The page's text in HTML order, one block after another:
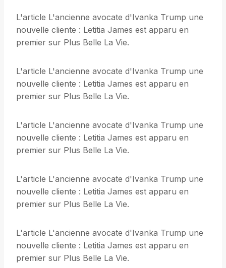
L'article L'ancienne avocate d'Ivanka Trump une
nouvelle cliente : Letitia James est apparu en
premier sur Plus Belle La Vie.
L'article L'ancienne avocate d'Ivanka Trump une
nouvelle cliente : Letitia James est apparu en
premier sur Plus Belle La Vie.
L'article L'ancienne avocate d'Ivanka Trump une
nouvelle cliente : Letitia James est apparu en
premier sur Plus Belle La Vie.
L'article L'ancienne avocate d'Ivanka Trump une
nouvelle cliente : Letitia James est apparu en
premier sur Plus Belle La Vie.
L'article L'ancienne avocate d'Ivanka Trump une
nouvelle cliente : Letitia James est apparu en
premier sur Plus Belle La Vie.